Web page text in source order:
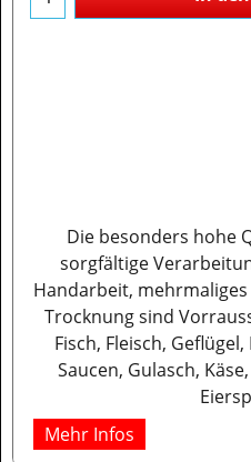
Die besonders hohe
sorgfältige
Handarbeit,
Trocknung sind
Fisch, Fleisch,
Saucen, Gulasch,
Mehr Infos